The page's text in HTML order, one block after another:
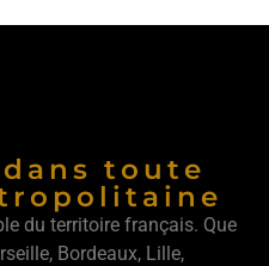
toute
du territoire français. Que
Bordeaux, Lille,